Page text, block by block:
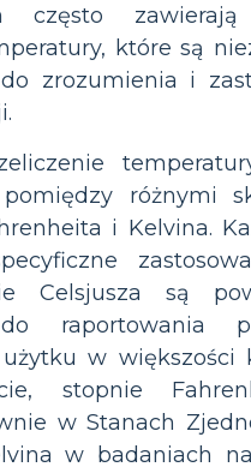
często
które są
zrozumienia i
pomiędzy różnymi
i Kelvina.
Celsjusza są
do raportowania
w większości
stopnie
w Stanach
w badaniach